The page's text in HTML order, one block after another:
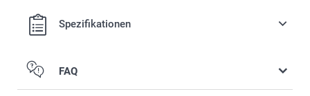
Spezifikationen
FAQ